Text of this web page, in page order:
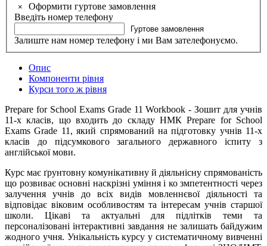
×
Оформити гуртове замовлення
Введіть номер телефону
Гуртове замовлення
Залиште нам номер телефону і ми Вам зателефонуємо.
Опис
Компоненти рівня
Курси того ж рівня
Prepare for School Exams Grade 11 Workbook - Зошит для учнів
11-х класів, що входить до складу НМК Prepare for School
Exams Grade 11, який спрямований на підготовку учнів 11-х
класів до підсумкового загального державного іспиту з
англійської мови.
Курс має ґрунтовну комунікативну й діяльнісну спрямованість
що розвиває основні наскрізні уміння і ко змпетентності через
залучення учнів до всіх видів мовленнєвої діяльності та
відповідає віковим особливостям та інтересам учнів старшої
школи. Цікаві та актуальні для підлітків теми та
персоналізовані інтерактивні завдання не залишать байдужим
жодного учня. Унікальність курсу у систематичному вивченні